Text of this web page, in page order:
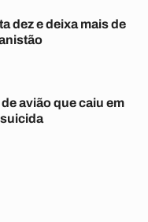
dez e deixa mais de
avião que caiu em